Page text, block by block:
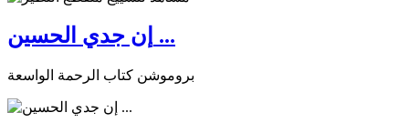
إن جدي الحسين ...
بروموشن كتاب الرحمة الواسعة